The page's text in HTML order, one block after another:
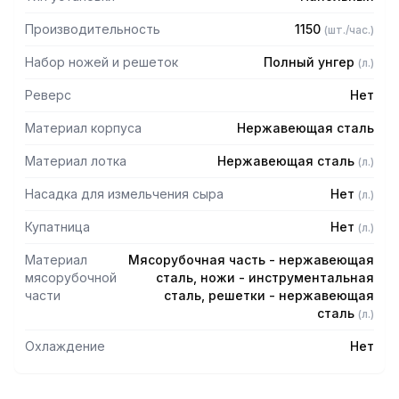
— Высокая производительность
— Установлена передвижной подставке с 4-мя
вращающимися колесиками с блокировкой
решетка, 2 двусторонних ножа, крупная решетка, мелкая
— Педаль
Производительность 1150 (шт./час.)
Набор ножей и решеток Полный унгер (л.)
Реверс Нет
Материал корпуса Нержавеющая сталь
Материал лотка Нержавеющая сталь (л.)
Насадка для измельчения сыра Нет (л.)
Купатница Нет (л.)
Материал
мясорубочной
части
Мясорубочная часть - нержавеющая
сталь, ножи - инструментальная
сталь, решетки - нержавеющая
сталь (л.)
Охлаждение Нет